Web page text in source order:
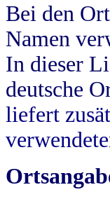
Bei den
Namen
In dieser
deutsche
liefert